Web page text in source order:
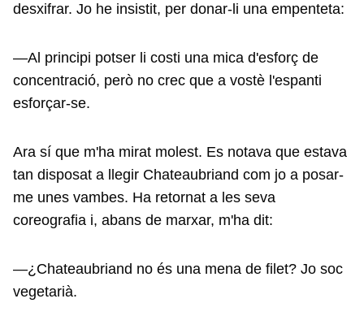
desxifrar. Jo he insistit, per donar-li una empenteta:
—Al principi potser li costi una mica d'esforç de
concentració, però no crec que a vostè l'espanti
esforçar-se.
Ara sí que m'ha mirat molest. Es notava que estava
tan disposat a llegir Chateaubriand com jo a posar-
me unes vambes. Ha retornat a les seva
coreografia i, abans de marxar, m'ha dit:
—¿Chateaubriand no és una mena de filet? Jo soc
vegetarià.